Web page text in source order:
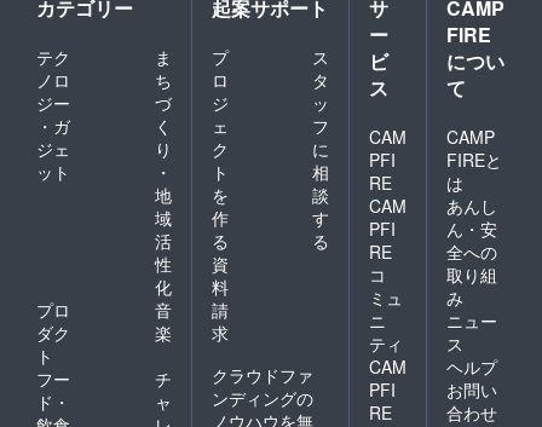
カテゴリー
テク
ノロ
ジー
・ガ
ジェ
ット
ま
ち
づ
く
り
・
地
域
活
性
化
プロ
ダク
ト
音
楽
フー
ド・
チ
ャ
起案サポート
プ
ロ
ジ
ェ
ク
ト
を
作
る
ス
タ
ッ
フ
に
相
談
す
る
資
料
請
求
クラウドファ
ンディングの
ノウハウを無
サ
ー
ビ
ス
CAM
PFI
RE
CAM
PFI
RE
コ
ミュ
ニ
ティ
CAM
PFI
RE
CAMP
FIRE
につい
て
CAMP
FIREと
は
あんし
ん・安
全への
取り組
み
ニュー
ス
ヘルプ
お問い
合わせ